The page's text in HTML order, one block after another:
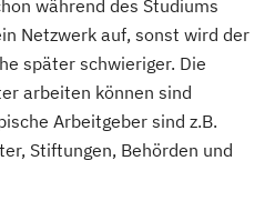
während des Studiums
Netzwerk auf, sonst wird der
später schwieriger. Die
arbeiten können sind
Arbeitgeber sind z.B.
Stiftungen, Behörden und